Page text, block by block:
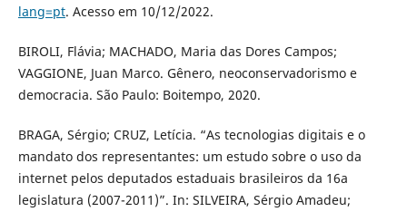
lang=pt. Acesso em 10/12/2022.
BIROLI, Flávia; MACHADO, Maria das Dores Campos;
VAGGIONE, Juan Marco. Gênero, neoconservadorismo e
democracia. São Paulo: Boitempo, 2020.
BRAGA, Sérgio; CRUZ, Letícia. “As tecnologias digitais e o
mandato dos representantes: um estudo sobre o uso da
internet pelos deputados estaduais brasileiros da 16a
legislatura (2007-2011)”. In: SILVEIRA, Sérgio Amadeu;